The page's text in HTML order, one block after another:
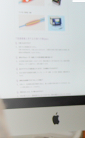
診療のお知らせ （
水・日曜日休診のお
利用者増のため、訪